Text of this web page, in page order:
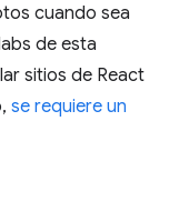
cuando sea
de esta
sitios de React
se requiere un